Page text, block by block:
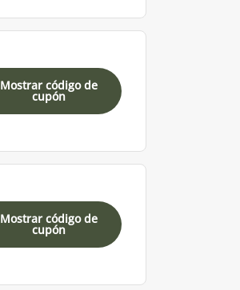
Mostrar código de
cupón
Mostrar código de
cupón